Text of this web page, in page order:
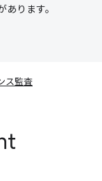
ります。
ス監査